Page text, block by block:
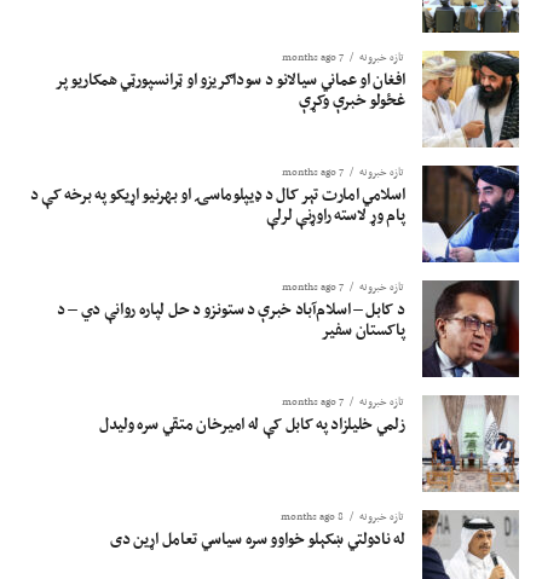
تازه خبرونه 7 months ago
افغان او عماني سیالانو د سوداګریزو او ټرانسپورټي همکاریو پر
غځولو خبرې وکړې
تازه خبرونه 7 months ago
اسلامي امارت تېر کال د ډیپلوماسۍ او بهرنیو اړیکو په برخه کې د
پام وړ لاسته راوړنې لرلې
تازه خبرونه 7 months ago
د کابل – اسلام‌آباد خبرې د ستونزو د حل لپاره روانې دي – د
پاکستان سفیر
تازه خبرونه 7 months ago
زلمي خلیلزاد په کابل کې له امیرخان متقي سره ولیدل
تازه خبرونه 8 months ago
له نادولتي ښکېلو خواوو سره سیاسي تعامل اړین دی